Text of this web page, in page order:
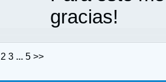
gracias!
2 3 ... 5 >>